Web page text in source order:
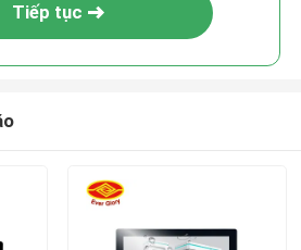
Tiếp tục